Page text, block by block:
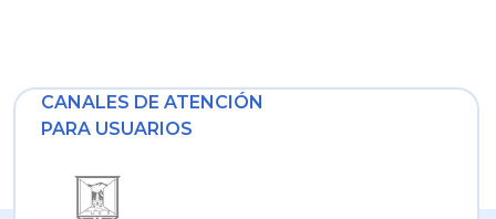
CANALES DE ATENCIÓN
PARA USUARIOS